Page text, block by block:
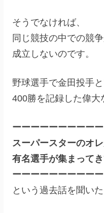
そうでなければ、
同じ競技の中での競
成立しないのです。
野球選手で金田投手と
400勝を記録した偉大
ーーーーーーーーー
スーパースターのオ
有名選手が集まって
ーーーーーーーーー
という過去話を聞い